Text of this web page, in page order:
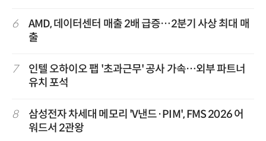
6
AMD, 데이터센터 매출 2배 급증…2분기 사상 최대 매
출
7
인텔 오하이오 팹 '초과근무' 공사 가속…외부 파트너
유치 포석
8
삼성전자 차세대 메모리 'V낸드·PIM', FMS 2026 어
워드서 2관왕